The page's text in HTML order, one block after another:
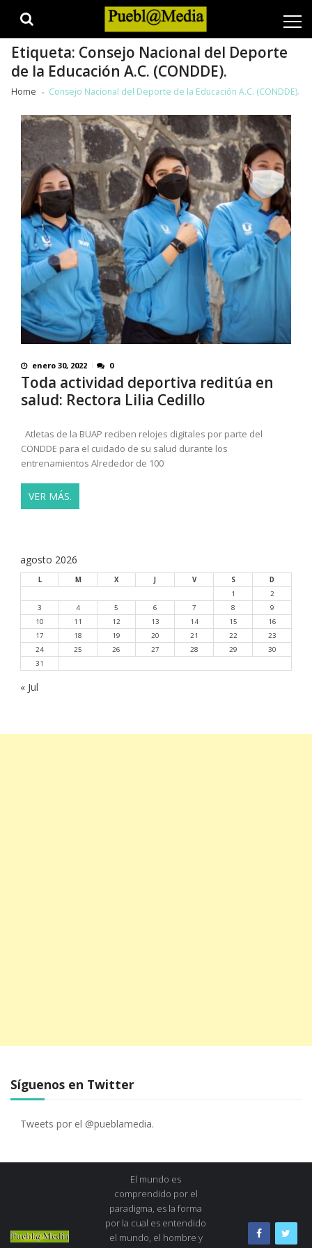
Etiqueta: Consejo Nacional del Deporte
de la Educación A.C. (CONDDE).
Home Consejo Nacional del Deporte de la Educación A.C. (CONDDE).
enero 30, 2022 0
Toda actividad deportiva reditúa en
salud: Rectora Lilia Cedillo
Atletas de la BUAP reciben relojes digitales por parte del
CONDDE para el cuidado de su salud durante los
entrenamientos Alrededor de 100
VER MÁS.
agosto 2026
L M X V S
D
1
2
3
4 5 6 7 8
9
10
11 12 13 14 15
16
17
18 19 20 21 22
23
24
25 26 27 28 29
30
31
« Jul
Síguenos en Twitter
Tweets por el @pueblamedia.
El mundo es
comprendido por el
paradigma, es la forma
por la cual es entendido
el mundo, el hombre y